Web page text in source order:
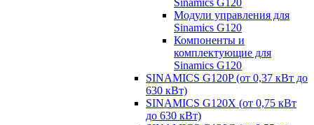
Sinamics G120
Модули управления для
Sinamics G120
Компоненты и
комплектующие для
Sinamics G120
SINAMICS G120P (от 0,37 кВт до
630 кВт)
SINAMICS G120X (от 0,75 кВт
до 630 кВт)